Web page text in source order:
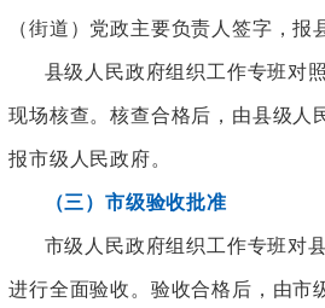
（街道）党政主要负责人签字，报
县级人民政府组织工作专班对
现场核查。核查合格后，由县级人
报市级人民政府。
（三）市级验收批准
市级人民政府组织工作专班对
进行全面验收。验收合格后，由市